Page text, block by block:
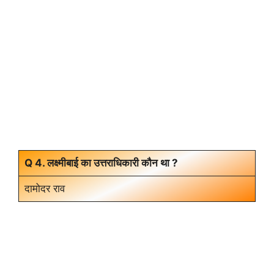
Q 4. लक्ष्मीबाई का उत्तराधिकारी कौन था ?
दामोदर राव